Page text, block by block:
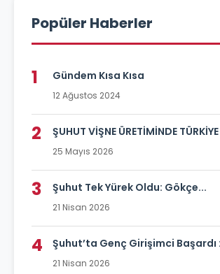
Popüler Haberler
1 Gündem Kısa Kısa
12 Ağustos 2024
2 ŞUHUT VİŞNE ÜRETİMİNDE
25 Mayıs 2026
3 Şuhut Tek Yürek Oldu: Gökçe...
21 Nisan 2026
4 Şuhut’ta Genç Girişimci Başardı
21 Nisan 2026